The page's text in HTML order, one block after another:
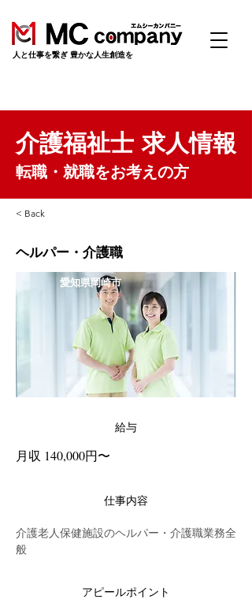
​人と仕事を繋ぎ 豊かな人生創造を
介護福祉士 求人情報
転職・就職をお考えの方
< Back
ヘルパー・介護職
愛知県岡崎市
給与
月収 140,000円〜
仕事内容
介護老人保健施設のヘルパー・介護職業務全
般
アピールポイント